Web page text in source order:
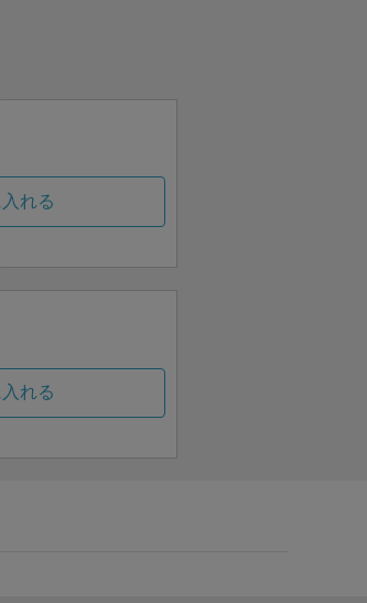
れる
れる